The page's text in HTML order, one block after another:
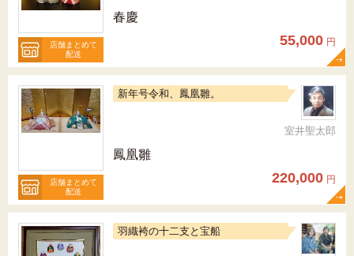
店舗まとめて
配送
春慶
55,000 円
店舗まとめて
配送
新年号令和、鳳凰雛。
室井聖太郎
鳳凰雛
220,000 円
羽織袴の十二支と宝船